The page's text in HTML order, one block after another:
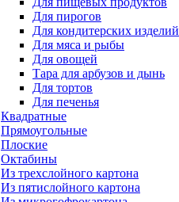
Для пирогов
Для кондитерских изделий
Для мяса и рыбы
Для овощей
Тара для арбузов и дынь
Для тортов
Для печенья
Квадратные
Прямоугольные
Плоские
Октабины
Из трехслойного картона
Из пятислойного картона